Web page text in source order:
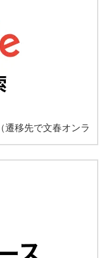
（遷移先で文春オンラ